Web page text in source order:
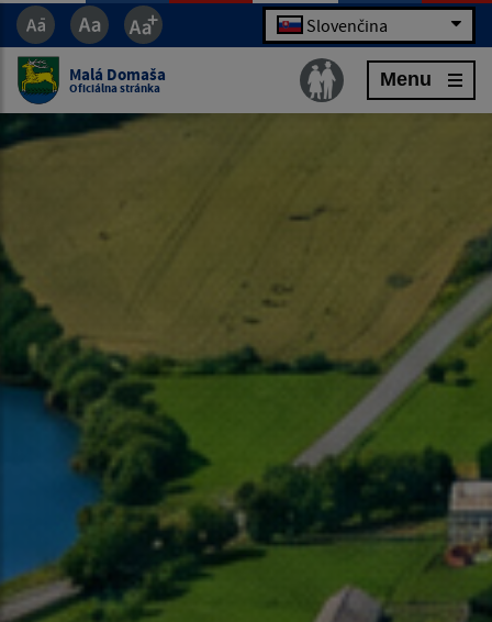
Slovenčina
Malá Domaša
Oficiálna stránka Menu